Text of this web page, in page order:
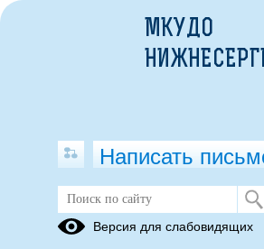
Планы работы по
ДДТТ
МКУДО
Написать
Версия для слабовидящих